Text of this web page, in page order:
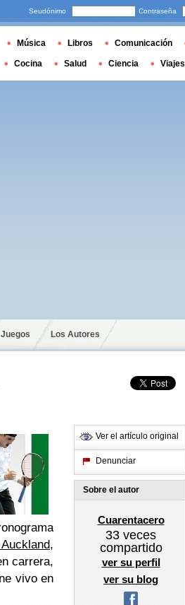
Juegos Los Autores
,
carrera,
vivo en
Ver el artículo original
Denunciar
Sobre el autor
Cuarentacero
33 veces
compartido
ver su perfil
ver su blog
Seudónimo Contraseña
Música Libros Comunicación
Cocina Salud Ciencia Viajes